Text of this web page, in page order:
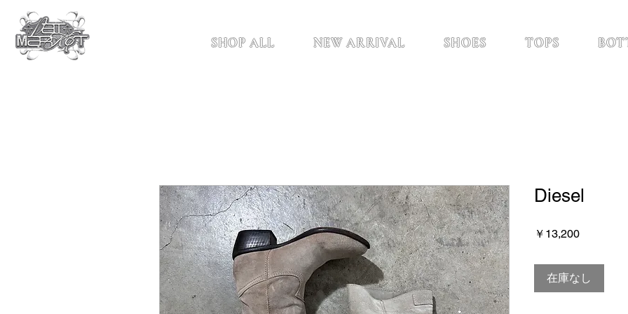
SHOP ALL NEW ARRIVAL SHOES TOPS
Diesel
￥13,200価
在庫なし